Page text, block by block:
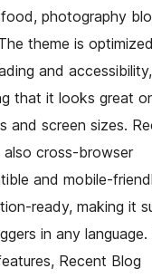
photography
theme is
and accessibility,
that it looks great
and screen sizes.
also cross-browser
and mobile-
ready, making it
in any language.
Recent Blog